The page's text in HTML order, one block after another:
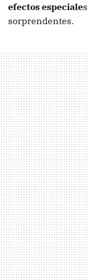
efectos especiale
sorprendentes.